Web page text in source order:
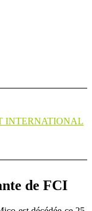
INTERNATIONAL
de FCI